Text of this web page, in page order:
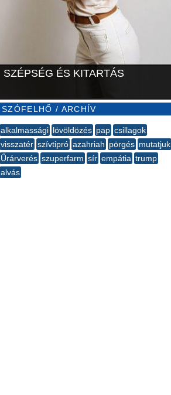
SZÉPSÉG ÉS KITARTÁS
SZÓFELHŐ / ARCHÍV
alkalmassági lövöldözés pap csillagok
visszatér szívtipró azahriah pörgés mutatjuk
Űrárverés szuperfarm sír empátia trump
alvás